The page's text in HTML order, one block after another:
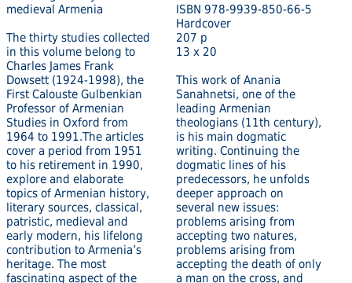
medieval Armenia
The thirty studies collected
in this volume belong to
Charles James Frank
Dowsett (1924-1998), the
First Calouste Gulbenkian
Professor of Armenian
Studies in Oxford from
1964 to 1991.The articles
cover a period from 1951
to his retirement in 1990,
explore and elaborate
topics of Armenian history,
literary sources, classical,
patristic, medieval and
early modern, his lifelong
contribution to Armenia’s
heritage. The most
fascinating aspect of the
ISBN 978-9939-850-66-5
Hardcover
207 p
13 x 20
This work of Anania
Sanahnetsi, one of the
leading Armenian
theologians (11th century),
is his main dogmatic
writing. Continuing the
dogmatic lines of his
predecessors, he unfolds
deeper approach on
several new issues:
problems arising from
accepting two natures,
problems arising from
accepting the death of only
a man on the cross, and